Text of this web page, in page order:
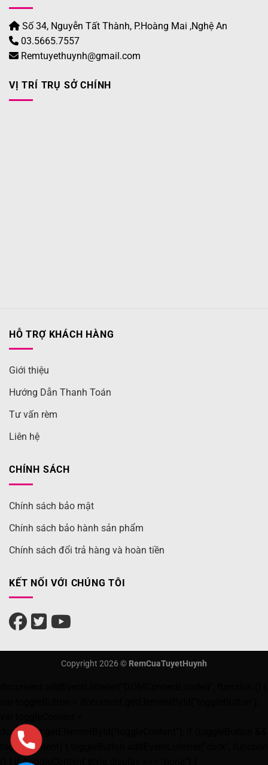
Số 34, Nguyễn Tất Thành, P.Hoàng Mai ,Nghệ An
03.5665.7557
Remtuyethuynh@gmail.com
VỊ TRÍ TRỤ SỞ CHÍNH
HỖ TRỢ KHÁCH HÀNG
Giới thiệu
Hướng Dẫn Thanh Toán
Tư vấn rèm
Liên hệ
CHÍNH SÁCH
Chính sách bảo mật
Chính sách bảo hành sản phẩm
Chính sách đổi trả hàng và hoàn tiền
KẾT NỐI VỚI CHÚNG TÔI
Copyright 2026 © RemCuaTuyetHuynh
document.getElementById("toggleContent"); if (toggleButton &&
toggleContent) { toggleButton.addEventListener("click", function
() { if (toggleContent.style.display === "none") {